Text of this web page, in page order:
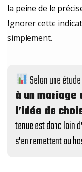
la peine de le
Ignorer cette
simplement.
Selon une
à un
l’idée de
tenue est donc loin
s’en remettent au